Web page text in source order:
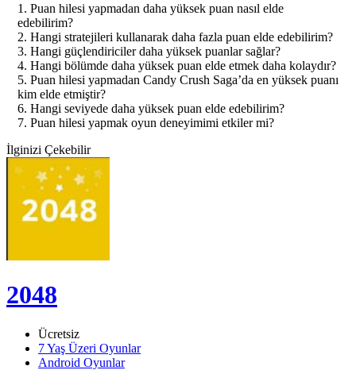
1. Puan hilesi yapmadan daha yüksek puan nasıl elde
edebilirim?
2. Hangi stratejileri kullanarak daha fazla puan elde edebilirim?
3. Hangi güçlendiriciler daha yüksek puanlar sağlar?
4. Hangi bölümde daha yüksek puan elde etmek daha kolaydır?
5. Puan hilesi yapmadan Candy Crush Saga’da en yüksek puanı
kim elde etmiştir?
6. Hangi seviyede daha yüksek puan elde edebilirim?
7. Puan hilesi yapmak oyun deneyimimi etkiler mi?
İlginizi Çekebilir
2048
Ücretsiz
7 Yaş Üzeri Oyunlar
Android Oyunlar